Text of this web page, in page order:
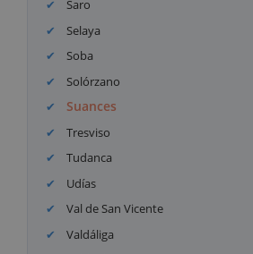
Saro
Selaya
Soba
Solórzano
Suances
Tresviso
Tudanca
Udías
Val de San Vicente
Valdáliga